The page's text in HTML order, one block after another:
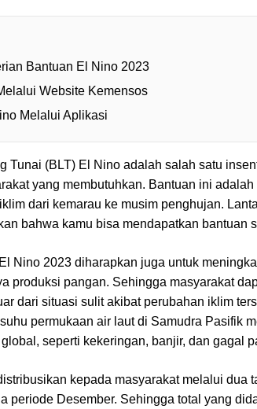
Bantuan El Nino 2023
Website Kemensos
Melalui Aplikasi
Tunai (BLT) El Nino adalah salah satu
yang membutuhkan. Bantuan ini
dari kemarau ke musim penghujan.
bahwa kamu bisa mendapatkan bantuan
Nino 2023 diharapkan juga untuk
produksi pangan. Sehingga masyarakat
dari situasi sulit akibat perubahan iklim
permukaan air laut di Samudra Pasifik
seperti kekeringan, banjir, dan gagal
kepada masyarakat melalui dua
periode Desember. Sehingga total yang